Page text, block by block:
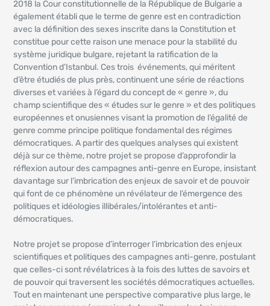
2018 la Cour constitutionnelle de la République de Bulgarie a
également établi que le terme de genre est en contradiction
avec la définition des sexes inscrite dans la Constitution et
constitue pour cette raison une menace pour la stabilité du
système juridique bulgare, rejetant la ratification de la
Convention d’Istanbul. Ces trois événements, qui méritent
d’être étudiés de plus près, continuent une série de réactions
diverses et variées à l’égard du concept de « genre », du
champ scientifique des « études sur le genre » et des politiques
européennes et onusiennes visant la promotion de l’égalité de
genre comme principe politique fondamental des régimes
démocratiques. A partir des quelques analyses qui existent
déjà sur ce thème, notre projet se propose d’approfondir la
réflexion autour des campagnes anti-genre en Europe, insistant
davantage sur l’imbrication des enjeux de savoir et de pouvoir
qui font de ce phénomène un révélateur de l’émergence des
politiques et idéologies illibérales/intolérantes et anti-
démocratiques.
Notre projet se propose d’interroger l’imbrication des enjeux
scientifiques et politiques des campagnes anti-genre, postulant
que celles-ci sont révélatrices à la fois des luttes de savoirs et
de pouvoir qui traversent les sociétés démocratiques actuelles.
Tout en maintenant une perspective comparative plus large, le